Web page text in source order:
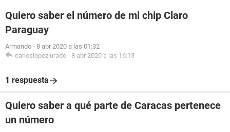
Quiero saber el número de mi chip Claro
Paraguay
Armando - 8 abr 2020 a las 01:32
carloslopezjurado - 8 abr 2020 a las 16:13
1 respuesta
Quiero saber a qué parte de Caracas pertenece
un número